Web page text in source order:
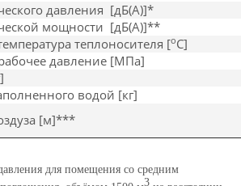
давления [дБ(A)]*
мощности [дБ(A)]**
теплоносителя [oC]
давление [МПа]
водой [кг]
[м]***
для помещения со средним
3